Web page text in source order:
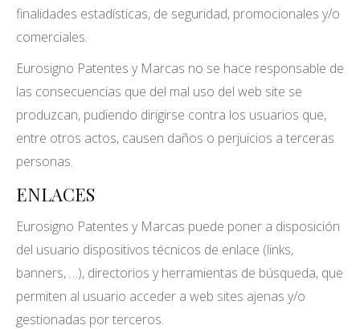
finalidades estadísticas, de seguridad, promocionales y/o
comerciales.
Eurosigno Patentes y Marcas no se hace responsable de
las consecuencias que del mal uso del web site se
produzcan, pudiendo dirigirse contra los usuarios que,
entre otros actos, causen daños o perjuicios a terceras
personas.
ENLACES
Eurosigno Patentes y Marcas puede poner a disposición
del usuario dispositivos técnicos de enlace (links,
banners, …), directorios y herramientas de búsqueda, que
permiten al usuario acceder a web sites ajenas y/o
gestionadas por terceros.